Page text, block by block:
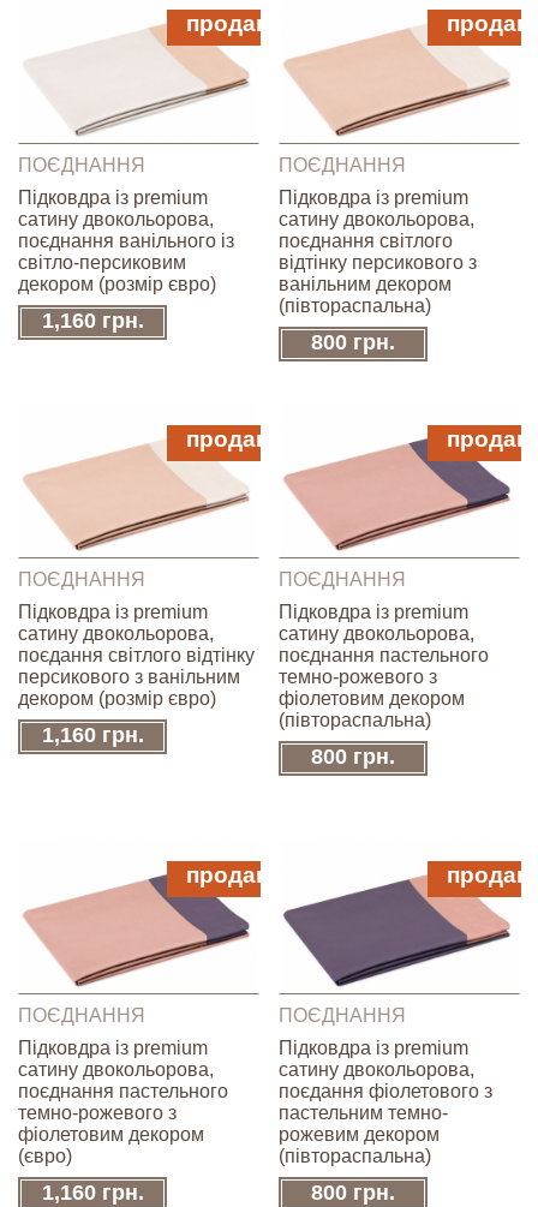
ПОЄДНАННЯ
Підковдра із premium
сатину двокольорова,
поєднання ванільного із
світло-персиковим
декором (розмір євро)
1,160 грн.
продано
ПОЄДНАННЯ
Підковдра із premium
сатину двокольорова,
поєднання світлого
відтінку персикового з
ванільним декором
(півтораспальна)
800 грн.
ПОЄДНАННЯ
Підковдра із premium
сатину двокольорова,
поєдання світлого відтінку
персикового з ванільним
декором (розмір євро)
1,160 грн.
продано
ПОЄДНАННЯ
Підковдра із premium
сатину двокольорова,
поєднання пастельного
темно-рожевого з
фіолетовим декором
(півтораспальна)
800 грн.
ПОЄДНАННЯ
Підковдра із premium
сатину двокольорова,
поєднання пастельного
темно-рожевого з
фіолетовим декором
(євро)
1,160 грн.
продано
ПОЄДНАННЯ
Підковдра із premium
сатину двокольорова,
поєдання фіолетового з
пастельним темно-
рожевим декором
(півтораспальна)
800 грн.